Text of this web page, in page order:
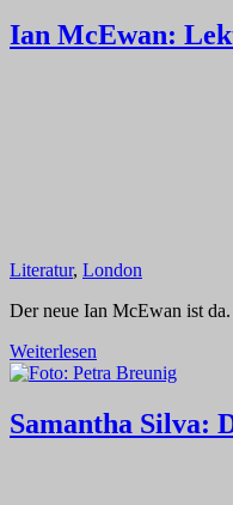
Ian McEwan:
Literatur, London
Der neue Ian McEwan ist
Weiterlesen
Samantha Silva: